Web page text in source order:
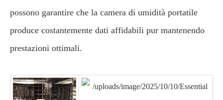
possono garantire che la camera di umidità portatile
produce costantemente dati affidabili pur mantenendo
prestazioni ottimali.